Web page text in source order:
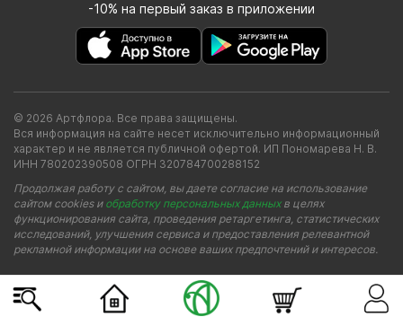
-10% на первый заказ в приложении
© 2026 Артфлора. Все права защищены.
Вся информация на сайте несет исключительно информационный
характер и не является публичной офертой. ИП Пономарева Н. В.
ИНН 780202390508 ОГРН 320784700288152
Продолжая работу с сайтом, вы даете согласие на использование
сайтом cookies и обработку персональных данныхв целях
функционирования сайта, проведения ретаргетинга, статистических
исследований, улучшения сервиса и предоставления релевантной
рекламной информации на основе ваших предпочтений и интересов.